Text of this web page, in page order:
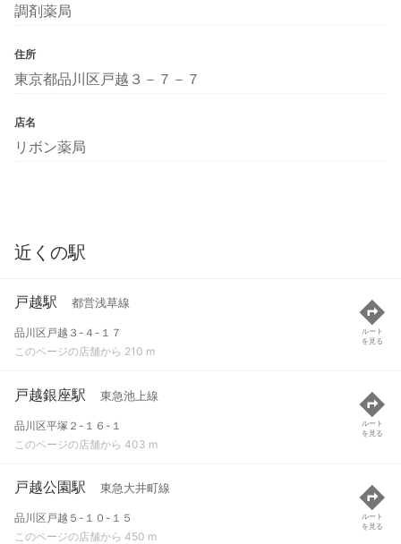
調剤薬局
住所
東京都品川区戸越３－７－７
店名
リボン薬局
近くの駅
戸越駅 都営浅草線
品川区戸越３-４-１７
このページの店舗から 210 m
ルート
を見る
戸越銀座駅 東急池上線
品川区平塚２-１６-１
このページの店舗から 403 m
ルート
を見る
戸越公園駅 東急大井町線
品川区戸越５-１０-１５
このページの店舗から 450 m
ルート
を見る